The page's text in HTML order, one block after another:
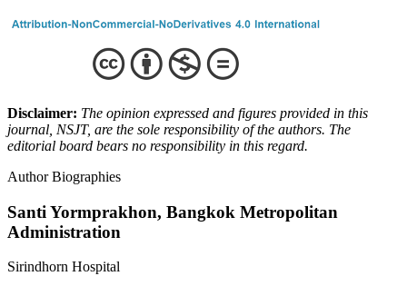
Disclaimer: The opinion expressed and figures provided in this
journal, NSJT, are the sole responsibility of the authors. The
editorial board bears no responsibility in this regard.
Author Biographies
Santi Yormprakhon, Bangkok Metropolitan
Administration
Sirindhorn Hospital